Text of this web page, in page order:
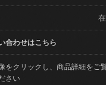
合わせはこちら
をクリックし、商品詳細をご
さい